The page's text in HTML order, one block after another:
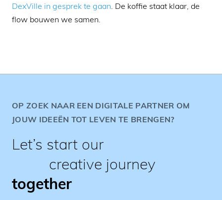
DexVille in gesprek te gaan . De koffie staat klaar, de
flow bouwen we samen.
OP ZOEK NAAR EEN DIGITALE PARTNER OM
JOUW IDEEËN TOT LEVEN TE BRENGEN?
Let’s start our
creative journey
together